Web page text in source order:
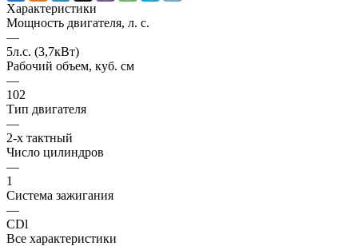
Характеристики
Мощность двигателя, л. с.
—
5л.с. (3,7кВт)
Рабочий объем, куб. см
—
102
Тип двигателя
—
2-х тактный
Число цилиндров
—
1
Система зажигания
—
CDl
Все характеристики